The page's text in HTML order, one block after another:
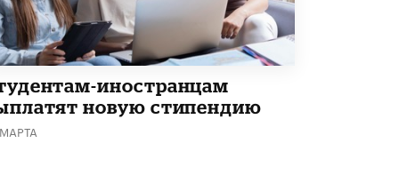
29 МАЯ /ЕГЭ И ОГЭ
иностранцам
новую стипендию